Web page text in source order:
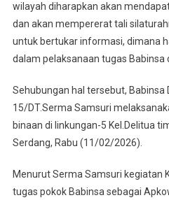
wilayah diharapkan akan
dan akan mempererat tali
untuk bertukar informasi, dimana
dalam pelaksanaan tugas Babinsa
Sehubungan hal tersebut, Babinsa
15/DT.Serma Samsuri
binaan di linkungan-5 Kel.Delitua
Serdang, Rabu (11/02/2026).
Menurut Serma Samsuri kegiatan
tugas pokok Babinsa sebagai